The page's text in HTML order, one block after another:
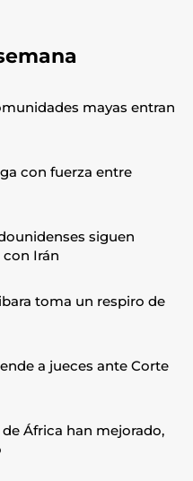
mayas entran
con fuerza entre
siguen
Irán
toma un respiro de
a jueces ante Corte
África han mejorado,